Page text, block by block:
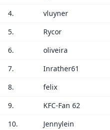
4.
vluyner
5.
Rycor
6.
oliveira
7.
Inrather61
8.
felix
9.
KFC-Fan 62
10.
Jennylein